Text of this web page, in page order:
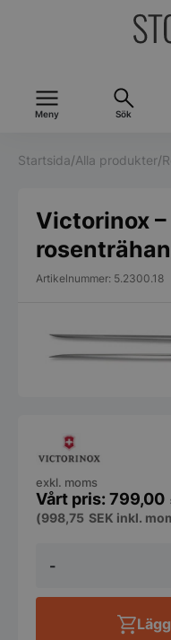
Meny Sök
Startsida/Alla produkter/
Victorinox
Artikelnummer: 5.2300.18
-
rosenträhandtag
799,00
exkl. moms
(998,75 SEK inkl.